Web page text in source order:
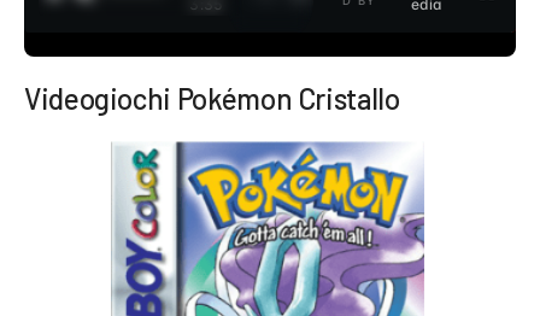
3:35
edia
Videogiochi Pokémon Cristallo